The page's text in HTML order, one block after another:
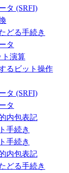
タ (SRFI)
どる手続き
タ
ト演算
るビット操作
タ (SRFI)
タ
内包表記
手続き
手続き
内包表記
どる手続き